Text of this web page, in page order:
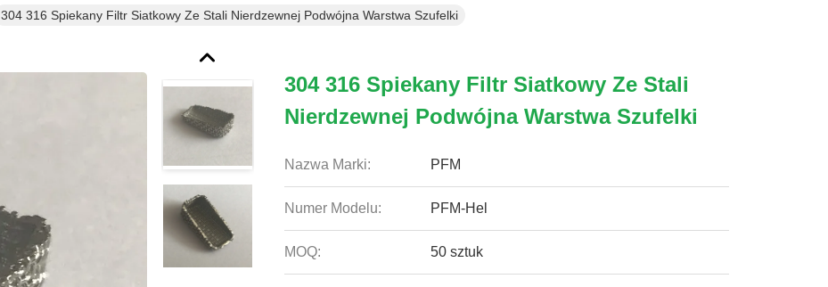
304 316 Spiekany Filtr Siatkowy Ze Stali Nierdzewnej Podwójna Warstwa Szufelki
304 316 Spiekany Filtr Siatkowy Ze Stali
Nierdzewnej Podwójna Warstwa Szufelki
Nazwa Marki: PFM
Numer Modelu: PFM-Hel
MOQ: 50 sztuk